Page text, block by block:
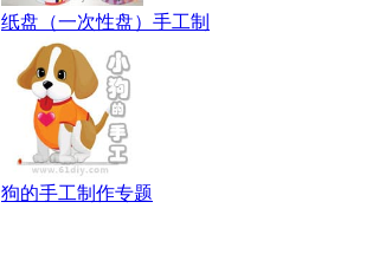
纸盘（一次性盘）手工制
狗的手工制作专题